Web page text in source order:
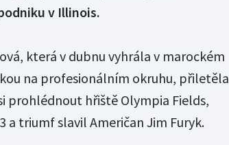
v Illinois.
která v dubnu vyhrála v marockém
na profesionálním okruhu, přiletěla
prohlédnout hřiště Olympia Fields,
a triumf slavil Američan Jim Furyk.